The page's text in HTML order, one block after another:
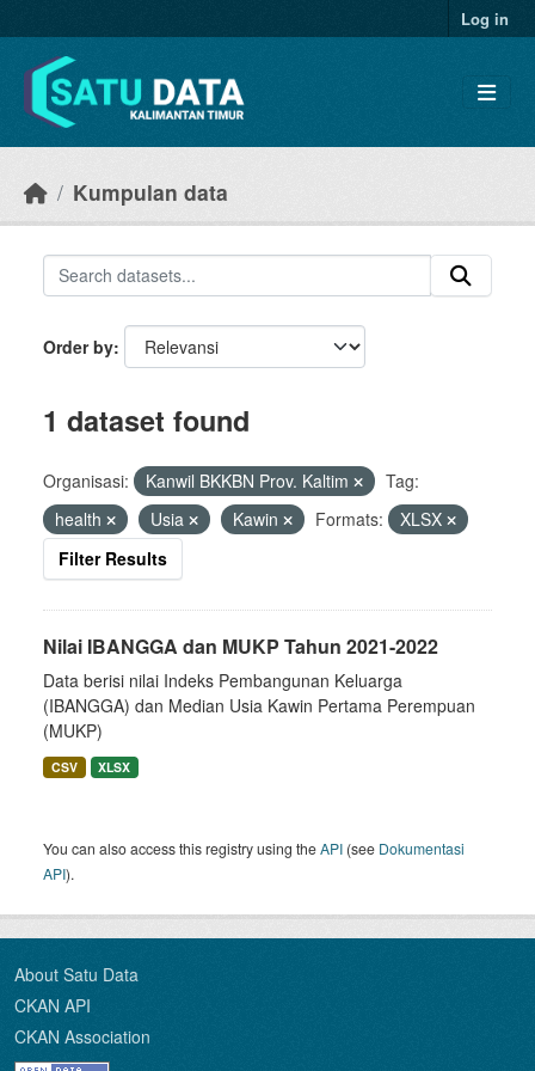
Log in
Kumpulan data
Order by
1 dataset found
Organisasi: Kanwil BKKBN Prov. Kaltim
Tag:
health
Usia Kawin Formats:
XLSX
Filter Results
Nilai IBANGGA dan MUKP Tahun 2021-2022
Data berisi nilai Indeks Pembangunan Keluarga
(IBANGGA) dan Median Usia Kawin Pertama Perempuan
(MUKP)
CSV XLSX
You can also access this registry using theAPI (see Dokumentasi
API).
About Satu Data
CKAN API
CKAN Association